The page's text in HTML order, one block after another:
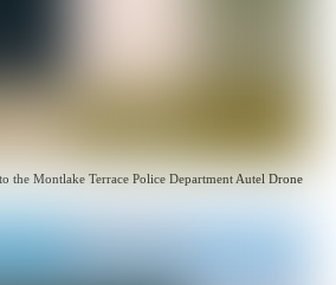
the Montlake Terrace Police Department Autel Drone